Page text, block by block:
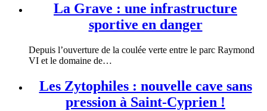
La Grave : une infrastructure
sportive en danger
Depuis l’ouverture de la coulée verte entre le parc Raymond
VI et le domaine de…
Les Zytophiles : nouvelle cave sans
pression à Saint-Cyprien !